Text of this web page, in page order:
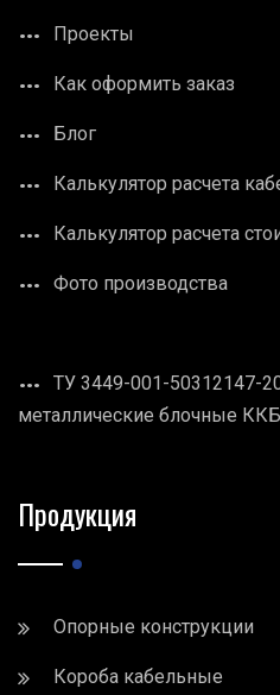
Проекты
Как оформить заказ
Блог
Калькулятор расчета
Калькулятор расчета
Фото производства
ТУ 3449-001-50312147-
металлические блочные
Продукция
Опорные конструкции
Короба кабельные